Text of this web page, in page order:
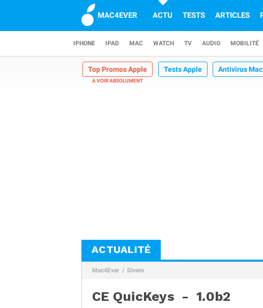
MAC4EVER ACTU TESTS ARTICLES
IPHONE IPAD MAC WATCH TV AUDIO MOBILITÉ
Top Promos Apple Tests Apple Antivirus Mac
ACTUALITÉ
Mac4Ever Divers
CE QuicKeys - 1.0b2